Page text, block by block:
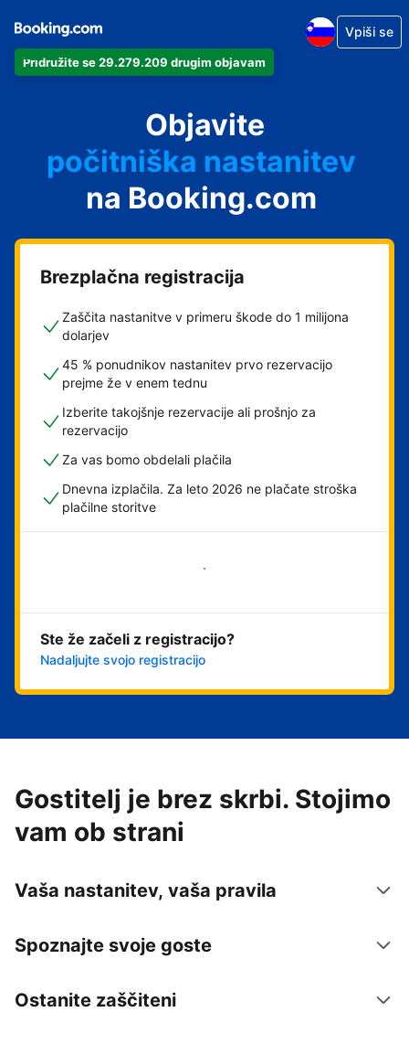
Pridružite se 29.279.209 drugim objavam
Vpiši se
Objavite
svoj apartma
svoj hotel
počitniška nastanitev
svoje gostišče
svoj B&B
na Booking.com
Brezplačna registracija
Zaščita nastanitve v primeru škode do 1 milijona
dolarjev
45 % ponudnikov nastanitev prvo rezervacijo
prejme že v enem tednu
Izberite takojšnje rezervacije ali prošnjo za
rezervacijo
Za vas bomo obdelali plačila
Dnevna izplačila. Za leto 2026 ne plačate stroška
plačilne storitve
Ste že začeli z registracijo?
Nadaljujte svojo registracijo
Gostitelj je brez skrbi. Stojimo
vam ob strani
Vaša nastanitev, vaša pravila
Spoznajte svoje goste
Ostanite zaščiteni